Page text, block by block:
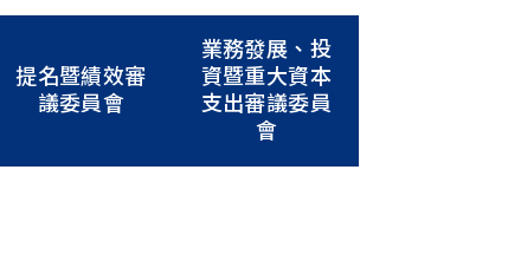
提名暨績效審
議委員會
業務發展、投
資暨重大資本
支出審議委員
會